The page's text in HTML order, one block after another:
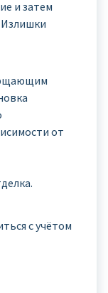
и затем
Излишки
от
с учётом